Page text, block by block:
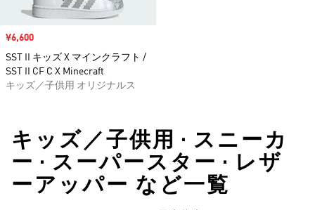
セール価格
¥6,600
SST II キッズ X マインクラフト /
SST II CF C X Minecraft
キッズ／子供用 オリジナルス
キッズ／子供用 • スニーカ
ー • スーパースター • レザ
ーアッパー など一覧